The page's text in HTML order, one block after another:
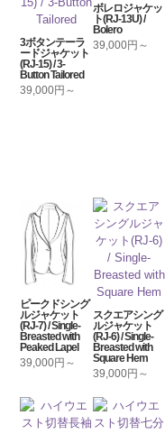
3ボタンテーラ
ードジャケット
(RJ-15) / 3-
Button Tailored
39,000円～
ボレロジャケッ
ト(RJ-13U) /
Bolero
39,000円～
ピークドシング
ルジャケット
(RJ-7) / Single-
Breasted with
Peaked Lapel
39,000円～
スクエアシング
ルジャケット
(RJ-6) / Single-
Breasted with
Square Hem
39,000円～